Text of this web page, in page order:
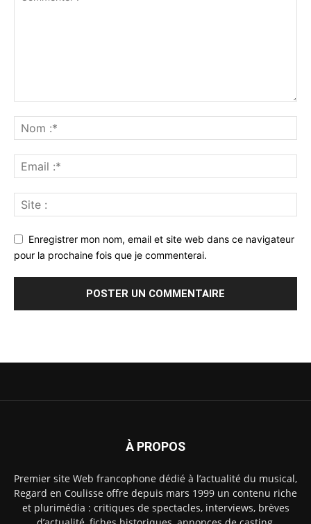
Enregistrer mon nom, email et site web dans ce navigateur
pour la prochaine fois que je commenterai.
À PROPOS
Premier site Web francophone dédié à l’actualité du musical,
Regard en Coulisse offre depuis mars 1999 un contenu riche
et plurimédia : critiques de spectacles, interviews, brèves